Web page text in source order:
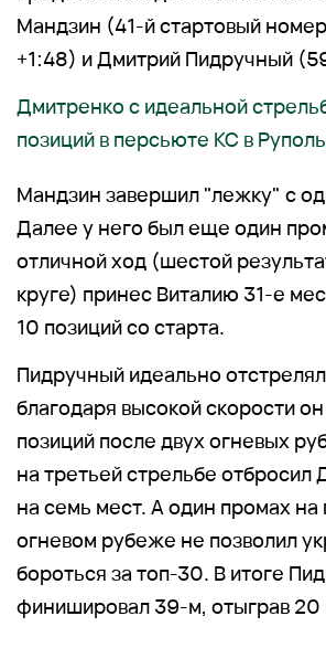
Мандзин (41-й стартовый
+1:48) и Дмитрий Пидручный
Дмитренко с идеальной
позиций в персьюте КС в
Мандзин завершил "лежку" с
Далее у него был еще один
отличной ход (шестой
круге) принес Виталию 31-е
10 позиций со старта.
Пидручный идеально
благодаря высокой скорости
позиций после двух огневых
на третьей стрельбе отбросил
на семь мест. А один промах
огневом рубеже не позволил
бороться за топ-30. В итоге
финишировал 39-м, отыграв 20